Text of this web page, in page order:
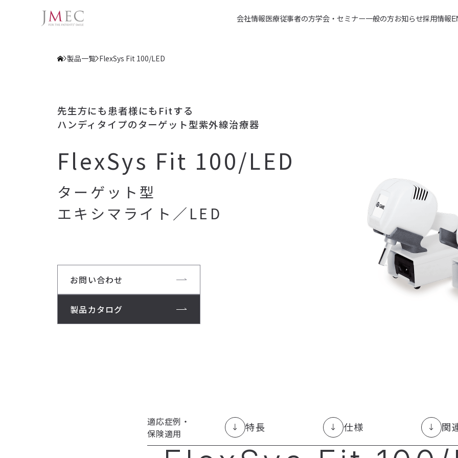
会社情報医療従事者の方学会・セミナー一般の方お知らせ採用情報
製品一覧 FlexSys Fit 100/LED
先生方にも患者様にもFitする
ハンディタイプのターゲット型紫外線治療器
FlexSys Fit 100/LED
ターゲット型
エキシマライト／LED
お問い合わせ
製品カタログ
適応症例・
保険適用
特長 仕様 関